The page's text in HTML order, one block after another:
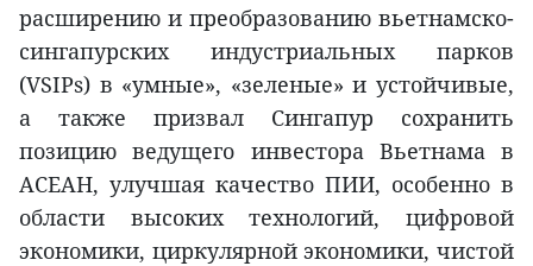
расширению и преобразованию вьетнамско-
сингапурских индустриальных парков
(VSIPs) в «умные», «зеленые» и устойчивые,
а также призвал Сингапур сохранить
позицию ведущего инвестора Вьетнама в
АСЕАН, улучшая качество ПИИ, особенно в
области высоких технологий, цифровой
экономики, циркулярной экономики, чистой